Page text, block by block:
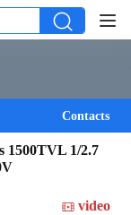
Contacts
1500TVL 1/2.7
video